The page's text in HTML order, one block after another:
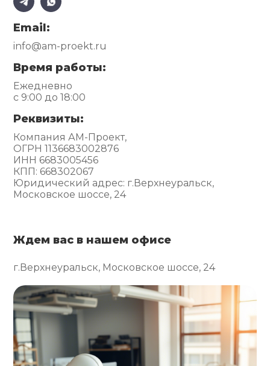
Email:
info@am-proekt.ru
Время работы:
Ежедневно
с 9:00 до 18:00
Реквизиты:
Компания АМ-Проект,
ОГРН 1136683002876
ИНН 6683005456
КПП: 668302067
Юридический адрес: г.Верхнеуральск,
Московское шоссе, 24
Ждем вас в нашем офисе
г.Верхнеуральск, Московское шоссе, 24